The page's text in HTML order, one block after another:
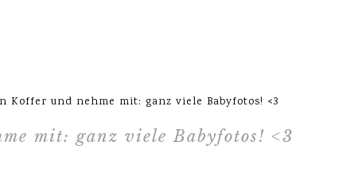
Koffer und nehme mit: ganz viele Babyfotos! <3
mit: ganz viele Babyfotos! <3